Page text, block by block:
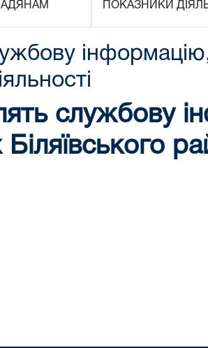
ПОКАЗНИКИ
службову